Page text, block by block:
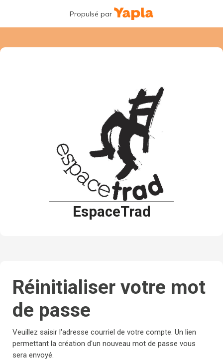
Propulsé par
EspaceTrad
Réinitialiser votre mot
de passe
Veuillez saisir l'adresse courriel de votre compte. Un lien
permettant la création d'un nouveau mot de passe vous
sera envoyé.